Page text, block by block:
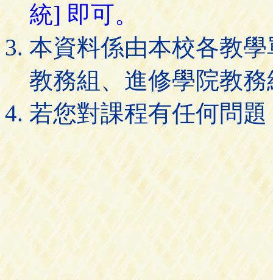
統] 即可。
本資料係由本校各教
教務組、進修學院教
若您對課程有任何問